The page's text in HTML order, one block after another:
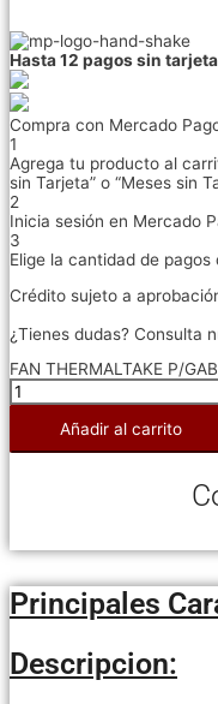
Hasta 12 pagos sin tarjeta
Compra con Mercado
1
Agrega tu producto al
sin Tarjeta” o “Meses sin
2
Inicia sesión en Mercado
3
Elige la cantidad de
Crédito sujeto a
¿Tienes dudas? Consulta
FAN THERMALTAKE P/
Añadir al carrito
Principales
Descripcion: